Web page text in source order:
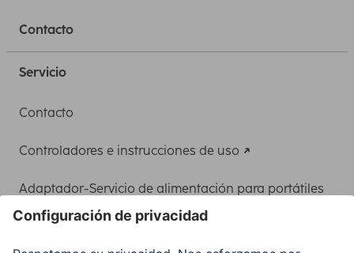
Contacto
Servicio
Contacto
Controladores e instrucciones de uso
Adaptador-Servicio de alimentación para portátiles